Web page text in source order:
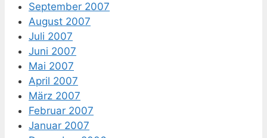
September 2007
August 2007
Juli 2007
Juni 2007
Mai 2007
April 2007
März 2007
Februar 2007
Januar 2007